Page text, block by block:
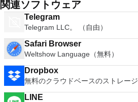
関連ソフトウェア
Telegram
Telegram LLC。 （自由）
Safari Browser
Weltshow Language（無料）
Dropbox
無料のクラウドベースのストレージ
LINE